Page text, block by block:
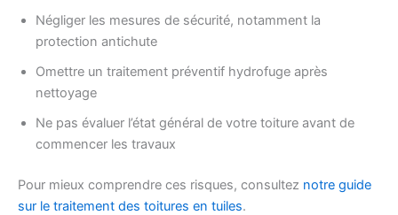
Négliger les mesures de sécurité, notamment la
protection antichute
Omettre un traitement préventif hydrofuge après
nettoyage
Ne pas évaluer l’état général de votre toiture avant de
commencer les travaux
Pour mieux comprendre ces risques, consultez notre guide
sur le traitement des toitures en tuiles.